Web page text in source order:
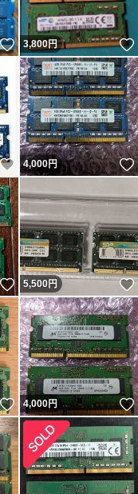
いいね！
3,800円
いいね！
4,000円
いいね！
5,500円
いいね！
4,000円